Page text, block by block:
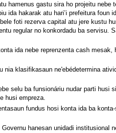
hamenus gastu sira ho projeitu nebe
ida hakarak atu hari’i prefeitura foun
foti rezerva capital atu jere kustu
regular no konkordadu ba servisu.
ida nebe reprenzenta cash
nia klasifikasaun ne'ebédetermina
selu ba funsionáriu nudar parti husi
husi empreza.
fundus hosi konta ida ba
Governu hanesan unidadi institusional